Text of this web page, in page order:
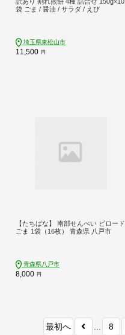
袋 ごま / 醤油 / サラダ / えび
埼玉県東松山市
11,500 円
【たちばな】 南部せんべい ビロード
ごま 1袋（16枚） 青森県 八戸市
青森県八戸市
8,000 円
最初へ 8